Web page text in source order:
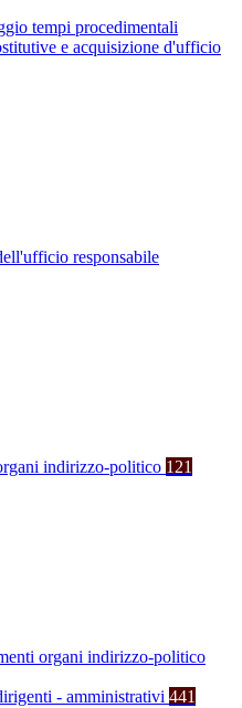
tempi procedimentali
e acquisizione d'ufficio
responsabile
indirizzo-politico 121
organi indirizzo-politico
- amministrativi 441